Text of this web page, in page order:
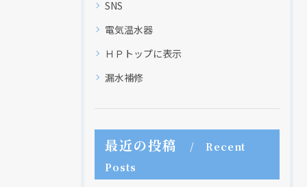
SNS
電気温水器
ＨＰトップに表示
漏水補修
最近の投稿
Recent
Posts